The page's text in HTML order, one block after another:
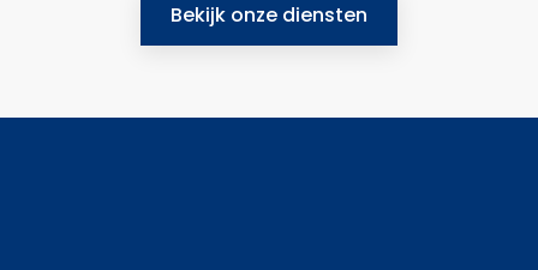
Bekijk onze diensten